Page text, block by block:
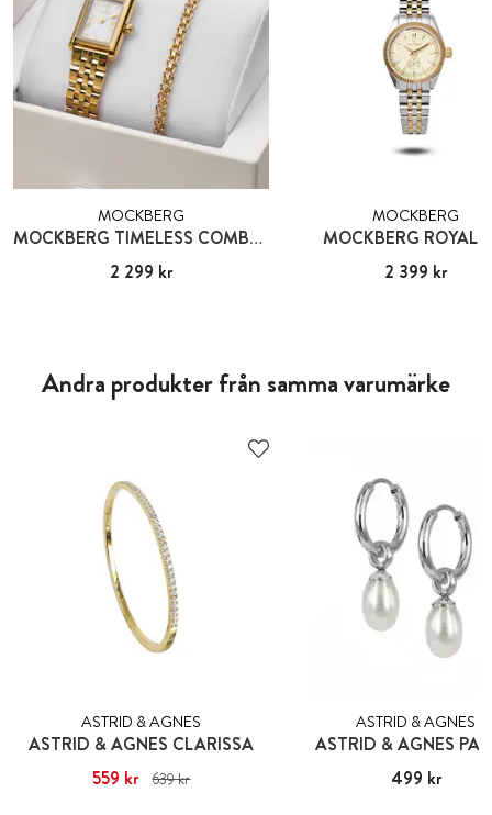
MOCKBERG
MOCKBERG TIMELESS COMBO GOLD
Pris :2 299 kr
2 299 kr
MOCKBERG
MOCKBERG ROYAL
Pris :2 399 kr
2 399 kr
Andra produkter från samma varumärke
ASTRID & AGNES
ASTRID & AGNES CLARISSA
Nuvarande pris: 559 kr
559 kr 639 kr
ASTRID & AGNES
ASTRID & AGNES
Pris:499 kr
499 kr